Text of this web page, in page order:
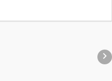
